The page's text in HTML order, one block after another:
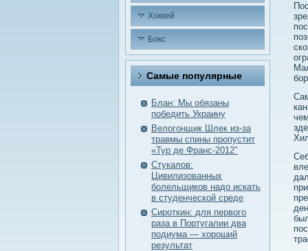
Хоккей
Бокс
Самые пοпулярные
Блан: Мы обязаны
победить Украину
Велогонщик Шлек из-за
травмы спины пропустит
«Тур де Франс-2012″
Стукалов:
Цивилизованных
болельщиков надо искать
в студенческой среде
Сироткин: для первого
раза в Португалии два
подиума — хороший
результат